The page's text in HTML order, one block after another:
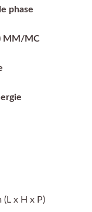
phase
MM/MC
(L x H x P)